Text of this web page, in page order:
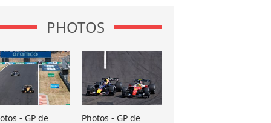
PHOTOS
- GP de
Photos - GP de